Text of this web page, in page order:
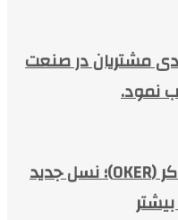
مشتریان در صنعت
نمود.
معرفی کرکره فولادی اوکر (OKER)؛ نسل جدید